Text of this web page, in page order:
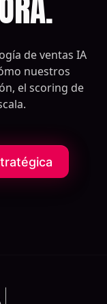
de ventas IA
nuestros
el scoring de